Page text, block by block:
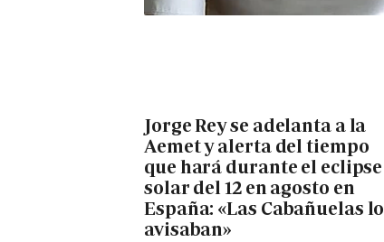
Jorge Rey se adelanta a la
Aemet y alerta del tiempo
que hará durante el eclipse
solar del 12 en agosto en
España: «Las Cabañuelas lo
avisaban»